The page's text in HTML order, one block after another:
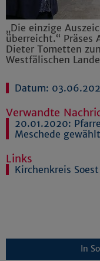
„Die einzige
überreicht.“ Präses
Dieter Tometten
Westfälischen
Datum:
Verwandte
20.01.2020:
Meschede gewählt
Links
Kirchenkreis
In